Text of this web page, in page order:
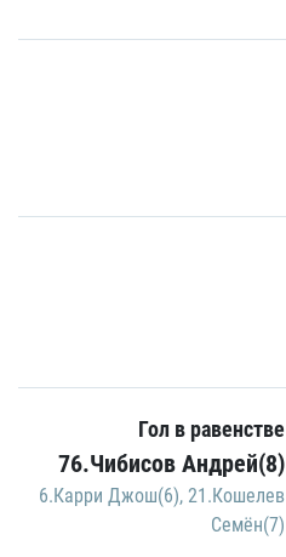
Гол в равенстве
76.Чибисов Андрей(8)
6.Карри Джош(6), 21.Кошелев
Семён(7)